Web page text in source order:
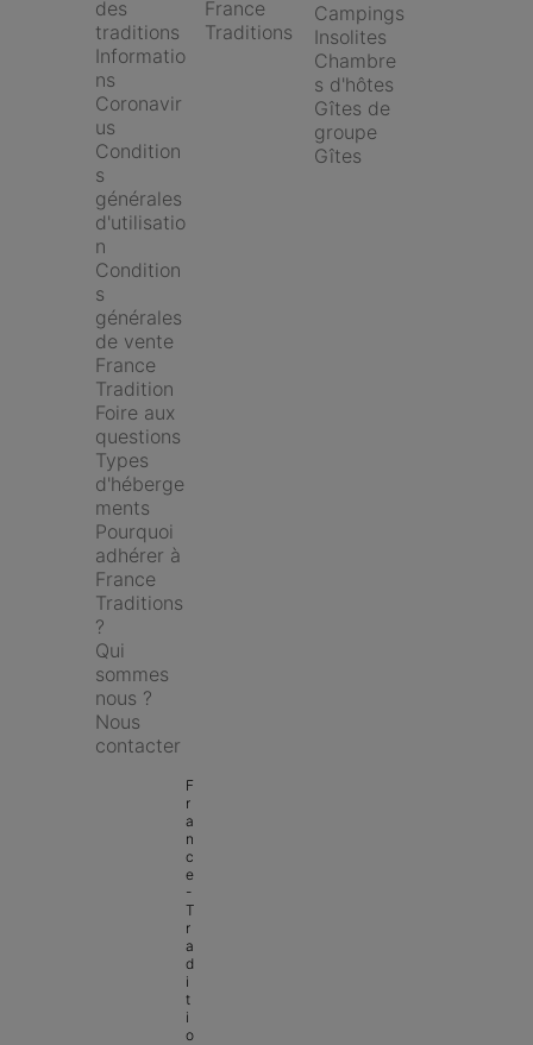
des
traditions
Informatio
ns
Coronavir
us
Condition
s
générales
d'utilisatio
n
Condition
s
générales
de vente
France
Tradition
Foire aux
questions
Types
d'héberge
ments
Pourquoi
adhérer à
France
Traditions
?
Qui
sommes
nous ?
Nous
contacter
France
Traditions
Campings
Insolites
Chambre
s d'hôtes
Gîtes de
groupe
Gîtes
F
r
a
n
c
e
-
T
r
a
d
i
t
i
o